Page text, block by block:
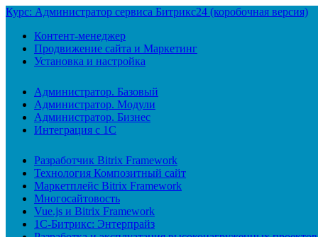
Курс: Администратор сервиса Битрикс24 (коробочная версия)
Контент-менеджер
Продвижение сайта и Маркетинг
Установка и настройка
Администратор. Базовый
Администратор. Модули
Администратор. Бизнес
Интеграция с 1С
Разработчик Bitrix Framework
Технология Композитный сайт
Маркетплейс Bitrix Framework
Многосайтовость
Vue.js и Bitrix Framework
1С-Битрикс: Энтерпрайз